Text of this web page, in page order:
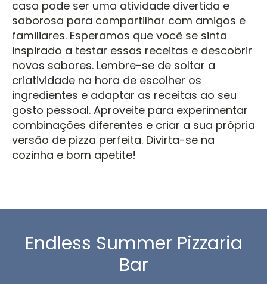
casa pode ser uma atividade divertida e
saborosa para compartilhar com amigos e
familiares. Esperamos que você se sinta
inspirado a testar essas receitas e descobrir
novos sabores. Lembre-se de soltar a
criatividade na hora de escolher os
ingredientes e adaptar as receitas ao seu
gosto pessoal. Aproveite para experimentar
combinações diferentes e criar a sua própria
versão de pizza perfeita. Divirta-se na
cozinha e bom apetite!
Endless Summer Pizzaria
Bar